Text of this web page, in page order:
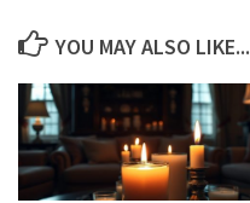
YOU MAY ALSO LIKE...